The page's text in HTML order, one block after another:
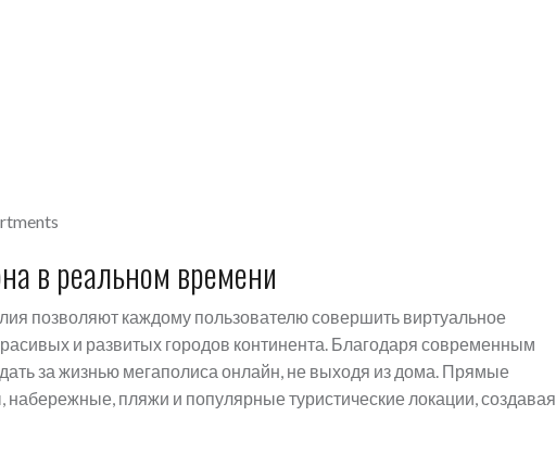
в реальном времени
позволяют каждому пользователю совершить виртуальное
и развитых городов континента. Благодаря современным
за жизнью мегаполиса онлайн, не выходя из дома. Прямые
пляжи и популярные туристические локации, создавая